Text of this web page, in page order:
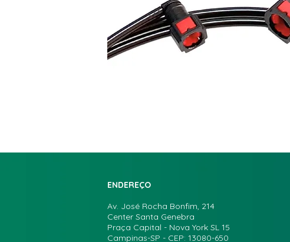
ENDEREÇO
Av. José Rocha Bonfim, 214
Center Santa Genebra
Praça Capital - Nova York SL 15
Campinas-SP - CEP: 13080-650